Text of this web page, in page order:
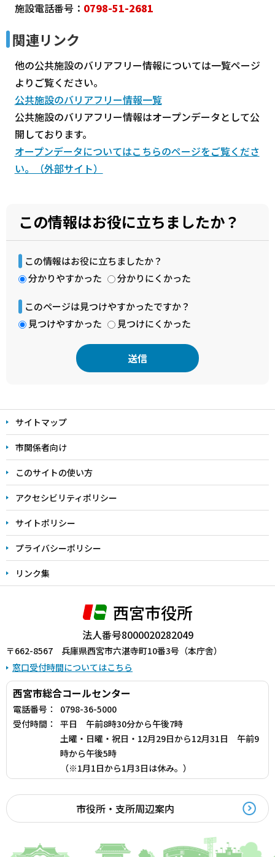
施設電話番号： 0798-51-2681
関連リンク
他の公共施設のバリアフリー情報については一覧ページ
よりご覧ください。
公共施設のバリアフリー情報一覧
公共施設のバリアフリー情報はオープンデータとして公
開しております。
オープンデータについてはこちらのページをご覧くださ
い。（外部サイト）
この情報はお役に立ちましたか？
この情報はお役に立ちましたか？
分かりやすかった
分かりにくかった
このページは見つけやすかったですか？
見つけやすかった
見つけにくかった
文
こ
こ
ま
で
サイトマップ
市関係者向け
このサイトの使い方
アクセシビリティポリシー
サイトポリシー
プライバシーポリシー
リンク集
西宮市役所
法人番号8000020282049
〒662-8567 兵庫県西宮市六湛寺町10番3号（本庁舎）
窓口受付時間についてはこちら
西宮市総合コールセンター
電話番号：
0798-36-5000
受付時間：
平日 午前8時30分から午後7時
土曜・日曜・祝日・12月29日から12月31日 午前9
時から午後5時
（※1月1日から1月3日は休み。）
市役所・支所周辺案内